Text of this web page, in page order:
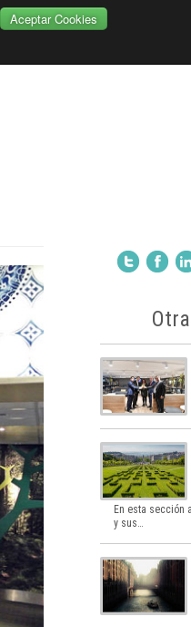
Aceptar Cookies
En esta sección
y sus…